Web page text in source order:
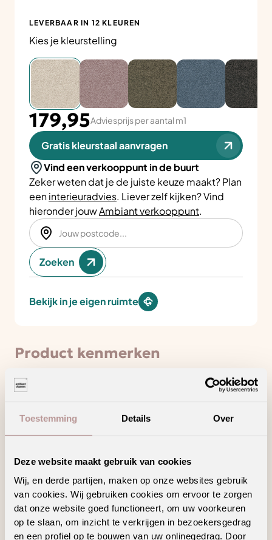
Toestemming Details Over
Deze website maakt gebruik van cookies
Wij, en derde partijen, maken op onze websites gebruik
van cookies. Wij gebruiken cookies om ervoor te zorgen
dat onze website goed functioneert, om uw voorkeuren
op te slaan, om inzicht te verkrijgen in bezoekersgedrag
en een profiel op te bouwen van uw onlinegedrag. Door
LEVERBAAR IN 12 KLEUREN
Kies je kleurstelling
179,95Adviesprijs per aantal m1
Gratis kleurstaal aanvragen
Vind een verkooppunt in de buurt
Zeker weten dat je de juiste keuze maakt? Plan
eeninterieuradvies. Liever zelf kijken? Vind
hieronder jouwAmbiant verkooppunt.
Zoeken
Bekijk in je eigen ruimte
Product kenmerken
Minder loopgeluid voor meer wooncomfort
Hoogpolig tapijt voor een warm en sfeervol
Ook verkrijgbaar als complete traprenovatie
in hetzelfde decor